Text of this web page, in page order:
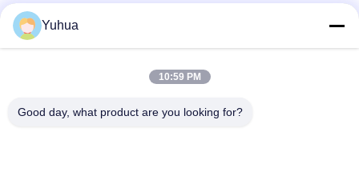
Guangdong Yuhua Playing Cards Co., Ltd. Добавить: No 26
Yuhua
10:59 PM
Good day, what product are you looking for?